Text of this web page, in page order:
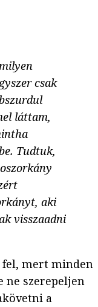
csak
láttam,
Tudtuk,
aki
visszaadni
fel, mert minden
ne szerepeljen
a